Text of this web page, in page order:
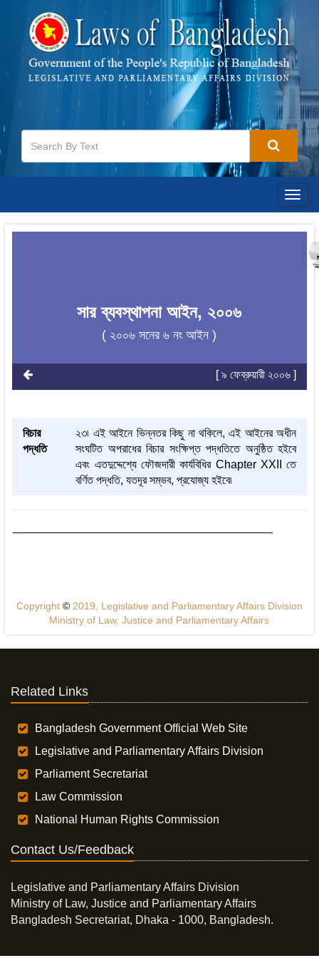
সার ব্যবস্থাপনা আইন, ২০০৬
( ২০০৬ সনের ৬ নং আইন )
[ ৯ ফেব্রুয়ারী ২০০৬ ]
বিচার
পদ্ধতি
২৩৷ এই আইনে ভিন্নতর কিছু না থকিলে, এই আইনের অধীন
সংঘটিত অপরাধের বিচার সংক্ষিপ্ত পদ্ধতিতে অনুষ্ঠিত হইবে
এবং এতদুদ্দেশ্যে ফৌজদারী কার্যবিধির Chapter XXII তে
বর্ণিত পদ্ধতি, যতদূর সম্ভব, প্রযোজ্য হইবে৷
Copyright ©2019, Legislative and Parliamentary Affairs Division
Ministry of Law, Justice and Parliamentary Affairs
Related Links
Bangladesh Government Official Web Site
Legislative and Parliamentary Affairs Division
Parliament Secretariat
Law Commission
National Human Rights Commission
Contact Us/Feedback
Legislative and Parliamentary Affairs Division
Ministry of Law, Justice and Parliamentary Affairs
Bangladesh Secretariat, Dhaka - 1000, Bangladesh.